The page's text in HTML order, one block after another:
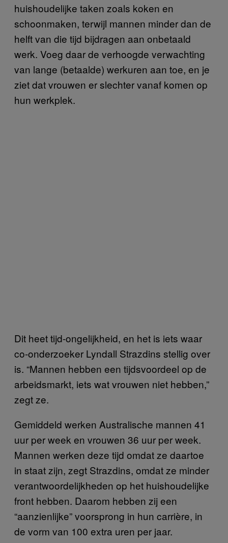
huishoudelijke taken zoals koken en
schoonmaken, terwijl mannen minder dan de
helft van die tijd bijdragen aan onbetaald
werk. Voeg daar de verhoogde verwachting
van lange (betaalde) werkuren aan toe, en je
ziet dat vrouwen er slechter vanaf komen op
hun werkplek.
Dit heet tijd-ongelijkheid, en het is iets waar
co-onderzoeker Lyndall Strazdins stellig over
is. “Mannen hebben een tijdsvoordeel op de
arbeidsmarkt, iets wat vrouwen niet hebben,”
zegt ze.
Gemiddeld werken Australische mannen 41
uur per week en vrouwen 36 uur per week.
Mannen werken deze tijd omdat ze daartoe
in staat zijn, zegt Strazdins, omdat ze minder
verantwoordelijkheden op het huishoudelijke
front hebben. Daarom hebben zij een
“aanzienlijke” voorsprong in hun carrière, in
de vorm van 100 extra uren per jaar.